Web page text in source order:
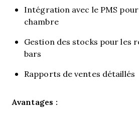
Intégration avec le PMS
chambre
Gestion des stocks pour les
bars
Rapports de ventes détaillés
Avantages :